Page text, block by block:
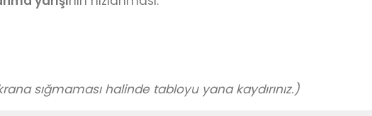
sığmaması halinde tabloyu yana kaydırınız.)